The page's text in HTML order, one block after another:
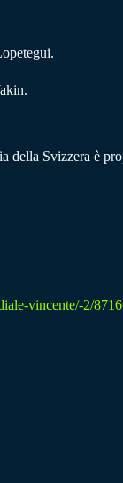
Svizzera è
vincente/-2/